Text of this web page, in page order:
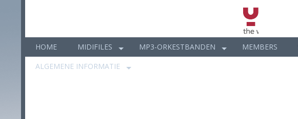
HOME MIDIFILES MP3-ORKESTBANDEN MEMBERS
ALGEMENE INFORMATIE